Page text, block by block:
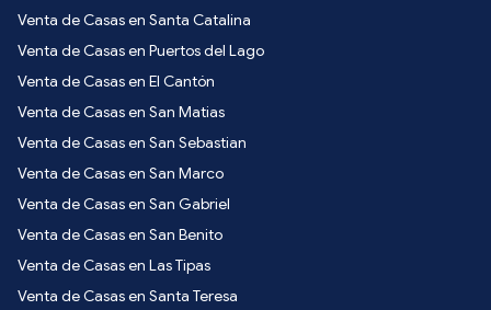
Venta de Casas en Santa Catalina
Venta de Casas en Puertos del Lago
Venta de Casas en El Cantón
Venta de Casas en San Matias
Venta de Casas en San Sebastian
Venta de Casas en San Marco
Venta de Casas en San Gabriel
Venta de Casas en San Benito
Venta de Casas en Las Tipas
Venta de Casas en Santa Teresa